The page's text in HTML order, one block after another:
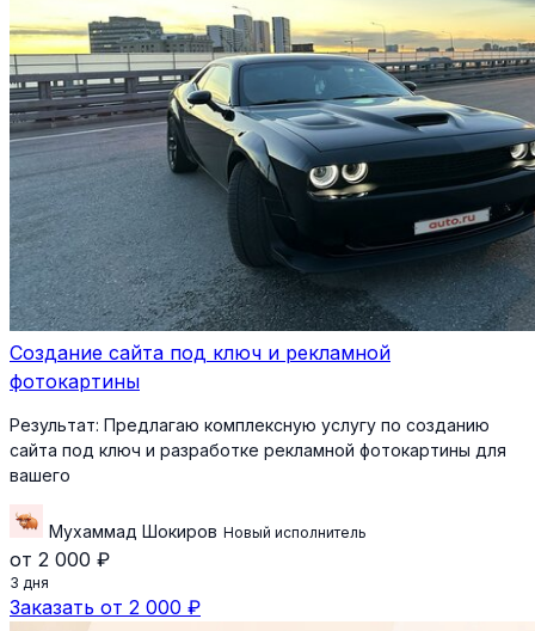
Создание сайта под ключ и рекламной
фотокартины
Результат: Предлагаю комплексную услугу по созданию
сайта под ключ и разработке рекламной фотокартины для
вашего
Мухаммад Шокиров Новый исполнитель
от 2 000 ₽
3 дня
Заказать от 2 000 ₽